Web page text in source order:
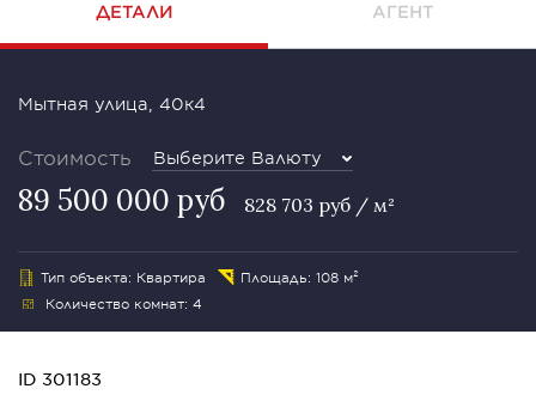
ДЕТАЛИ АГЕНТ
Мытная улица, 40к4
Стоимость Выберите Валюту
89 500 000 руб 828 703 руб / м²
Тип объекта: Квартира
Площадь: 108 м²
Количество комнат: 4
ID 301183